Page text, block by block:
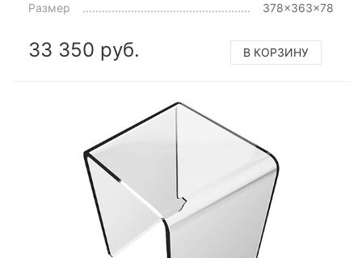
Размер
378x363x78
33 350 руб. В КОРЗИНУ